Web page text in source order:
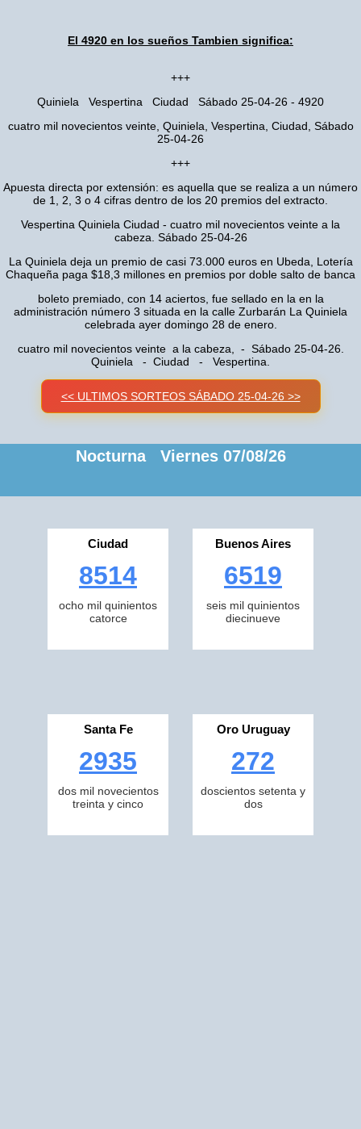
El 4920 en los sueños Tambien significa:
+++
Quiniela Vespertina Ciudad Sábado 25-04-26 - 4920
cuatro mil novecientos veinte, Quiniela, Vespertina, Ciudad, Sábado
25-04-26
+++
Apuesta directa por extensión: es aquella que se realiza a un número
de 1, 2, 3 o 4 cifras dentro de los 20 premios del extracto.
Vespertina Quiniela Ciudad - cuatro mil novecientos veinte a la
cabeza. Sábado 25-04-26
La Quiniela deja un premio de casi 73.000 euros en Ubeda, Lotería
Chaqueña paga $18,3 millones en premios por doble salto de banca
boleto premiado, con 14 aciertos, fue sellado en la en la
administración número 3 situada en la calle Zurbarán La Quiniela
celebrada ayer domingo 28 de enero.
cuatro mil novecientos veinte a la cabeza, - Sábado 25-04-26.
Quiniela - Ciudad - Vespertina.
<< ULTIMOS SORTEOS SÁBADO 25-04-26 >>
Nocturna Viernes 07/08/26
Ciudad
8514
ocho mil quinientos
catorce
Buenos Aires
6519
seis mil quinientos
diecinueve
Santa Fe
2935
dos mil novecientos
treinta y cinco
Oro Uruguay
272
doscientos setenta y
dos